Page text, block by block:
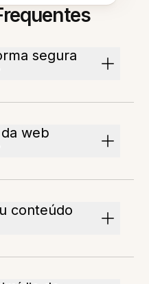
segura
web
conteúdo